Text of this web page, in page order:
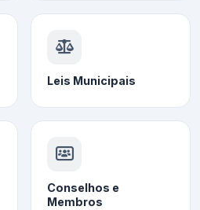
Leis Municipais
Conselhos e
Membros